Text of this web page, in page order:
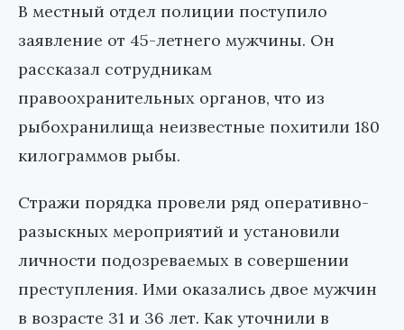
В местный отдел полиции поступило
заявление от 45-летнего мужчины. Он
рассказал сотрудникам
правоохранительных органов, что из
рыбохранилища неизвестные похитили 180
килограммов рыбы.
Стражи порядка провели ряд оперативно-
разыскных мероприятий и установили
личности подозреваемых в совершении
преступления. Ими оказались двое мужчин
в возрасте 31 и 36 лет. Как уточнили в